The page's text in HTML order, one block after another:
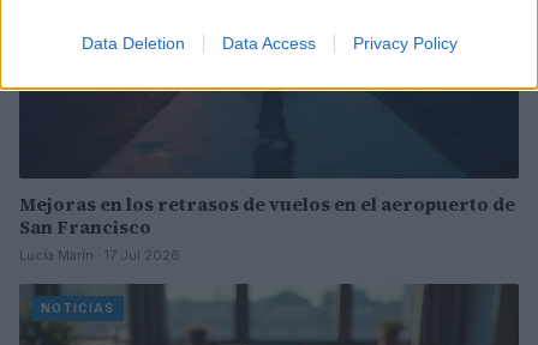
Data Deletion Data Access Privacy Policy
Mejoras en los retrasos de vuelos en el aeropuerto de
San Francisco
Lucía Marín · 17 Jul 2026
NOTICIAS